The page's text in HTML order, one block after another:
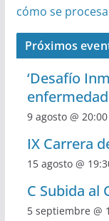
cómo se
Próximos
‘Desafío
9 agosto @ 20:00
IX Carrera
15 agosto @
C Subida al
5 septiembre @